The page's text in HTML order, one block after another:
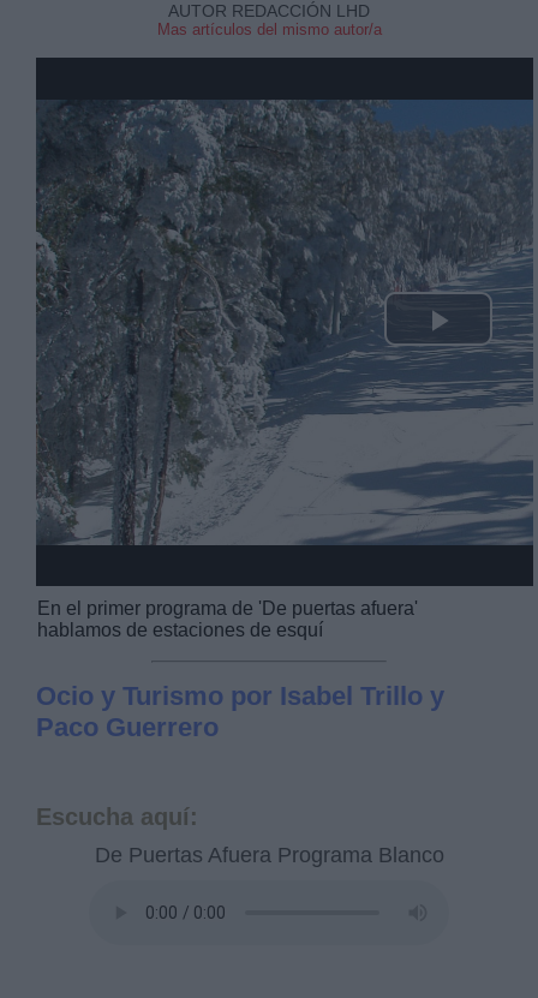
AUTOR REDACCIÓN LHD
Mas artículos del mismo autor/a
Play
Video
En el primer programa de 'De puertas afuera'
hablamos de estaciones de esquí
Ocio y Turismo por Isabel Trillo y
Paco Guerrero
Escucha aquí:
De Puertas Afuera Programa Blanco
link
Información adicional
link